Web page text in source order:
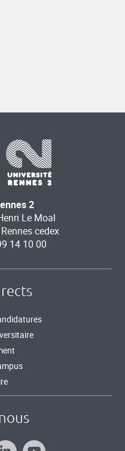
2
Le Moal
cedex
14 10 00